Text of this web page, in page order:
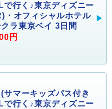
で行く♪東京ディズニー
・オフィシャルホテル
ラ東京ベイ 3日間
円
(サマーキッズパス付き
で行く♪東京ディズニー